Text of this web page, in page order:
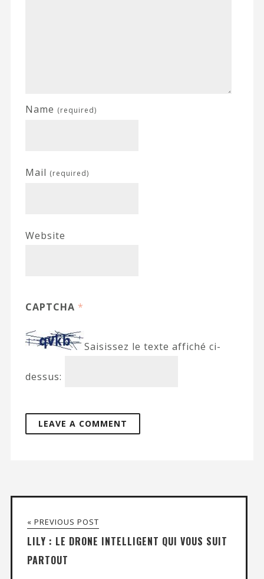
Name (required)
Mail (required)
Website
CAPTCHA *
Saisissez le texte affiché ci-
dessus:
« PREVIOUS POST
LILY : LE DRONE INTELLIGENT QUI VOUS SUIT
PARTOUT